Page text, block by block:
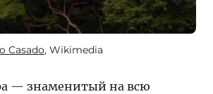
Casado, Wikimedia
— знаменитый на всю